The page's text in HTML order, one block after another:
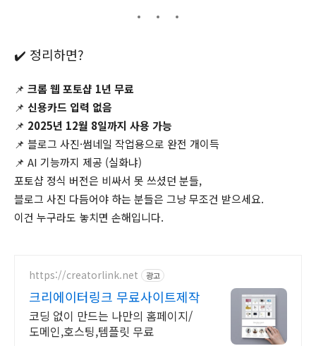
✔️ 정리하면?
📌 크롬 웹 포토샵 1년 무료
📌 신용카드 입력 없음
📌 2025년 12월 8일까지 사용 가능
📌 블로그 사진·썸네일 작업용으로 완전 개이득
📌 AI 기능까지 제공 (실화냐)
포토샵 정식 버전은 비싸서 못 쓰셨던 분들,
블로그 사진 다듬어야 하는 분들은 그냥 무조건 받으세요.
이건 누구라도 놓치면 손해입니다.
https://creatorlink.net 광고
크리에이터링크 무료사이트제작
코딩 없이 만드는 나만의 홈페이지/
도메인,호스팅,템플릿 무료